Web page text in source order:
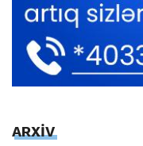
ARXİV